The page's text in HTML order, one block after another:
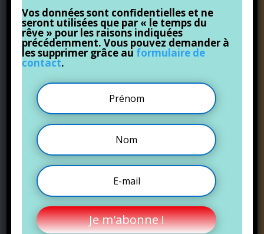
Vos données sont confidentielles et ne
seront utilisées que par « le temps du
rêve » pour les raisons indiquées
précédemment. Vous pouvez demander à
les supprimer grâce au formulaire de
contact.
Je m'abonne !